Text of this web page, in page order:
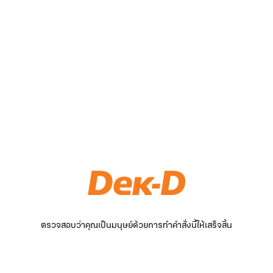
ตรวจสอบว่าคุณเป็นมนุษย์ด้วยการทำคำสั่งนี้ให้เสร็จสิ้น